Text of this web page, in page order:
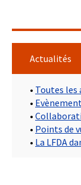
Actualités
• Toutes
•
•
• Points de
• La LFDA